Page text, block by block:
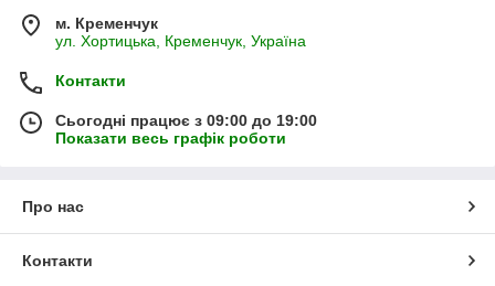
м. Кременчук
ул. Хортицька, Кременчук, Україна
Контакти
Сьогодні працює з 09:00 до 19:00
Показати весь графік роботи
Про нас
Контакти